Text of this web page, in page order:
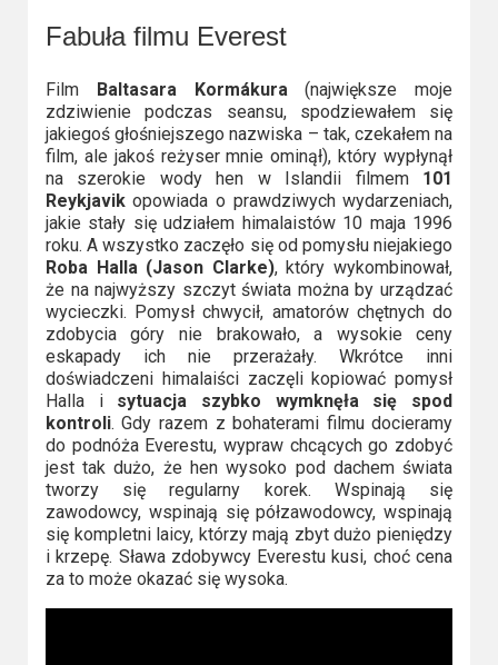
2017
2015
2014
Fabuła filmu Everest
Film Baltasara Kormákura (największe moje
zdziwienie podczas seansu, spodziewałem się
jakiegoś głośniejszego nazwiska – tak, czekałem na
film, ale jakoś reżyser mnie ominął), który wypłynął
na szerokie wody hen w Islandii filmem 101
Reykjavikopowiada o prawdziwych wydarzeniach,
jakie stały się udziałem himalaistów 10 maja 1996
roku. A wszystko zaczęło się od pomysłu niejakiego
Roba Halla (Jason Clarke), który wykombinował,
że na najwyższy szczyt świata można by urządzać
wycieczki. Pomysł chwycił, amatorów chętnych do
zdobycia góry nie brakowało, a wysokie ceny
eskapady ich nie przerażały. Wkrótce inni
doświadczeni himalaiści zaczęli kopiować pomysł
Halla i sytuacja szybko wymknęła się spod
kontroli. Gdy razem z bohaterami filmu docieramy
do podnóża Everestu, wypraw chcących go zdobyć
jest tak dużo, że hen wysoko pod dachem świata
tworzy się regularny korek. Wspinają się
zawodowcy, wspinają się półzawodowcy, wspinają
się kompletni laicy, którzy mają zbyt dużo pieniędzy
i krzepę. Sława zdobywcy Everestu kusi, choć cena
za to może okazać się wysoka.